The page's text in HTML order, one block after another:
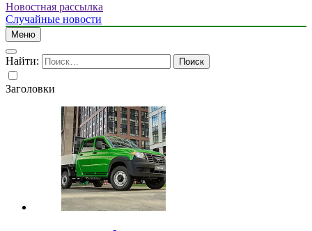
Новостная рассылка
Случайные новости
Меню
Найти:
Заголовки